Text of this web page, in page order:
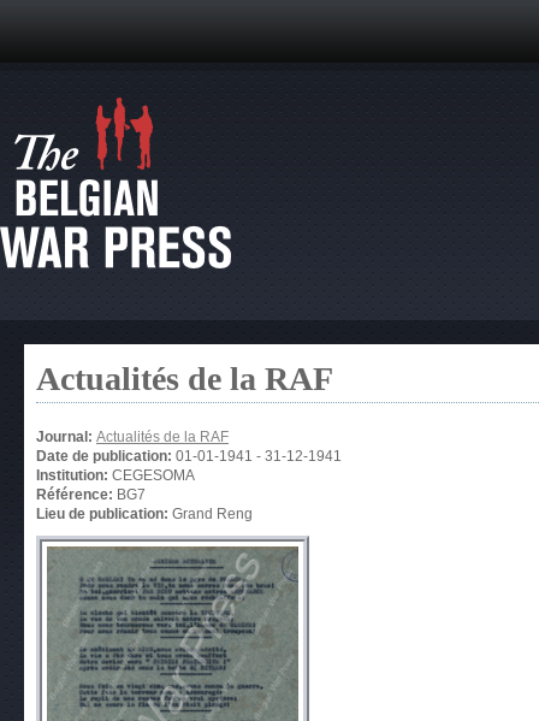
Actualités de la RAF
Journal: Actualités de la RAF
Date de publication: 01-01-1941 - 31-12-1941
Institution: CEGESOMA
Référence: BG7
Lieu de publication: Grand Reng